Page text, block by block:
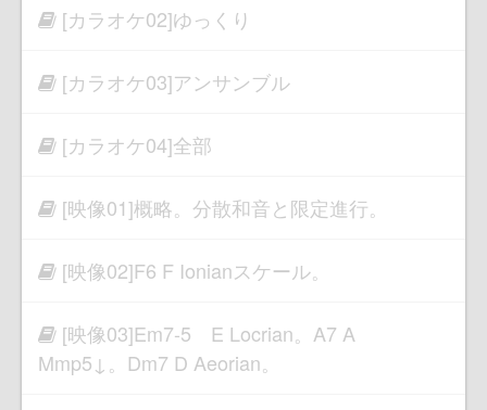
[カラオケ02]ゆっくり
[カラオケ03]アンサンブル
[カラオケ04]全部
[映像01]概略。分散和音と限定進行。
[映像02]F6 F Ionianスケール。
[映像03]Em7-5 E Locrian。A7 A
Mmp5↓。Dm7 D Aeorian。